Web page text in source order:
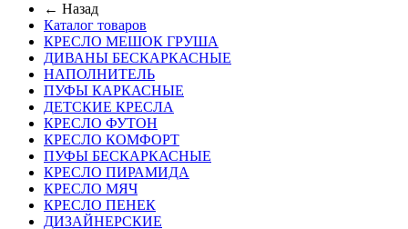
← Назад
Каталог товаров
КРЕСЛО МЕШОК ГРУША
ДИВАНЫ БЕСКАРКАСНЫЕ
НАПОЛНИТЕЛЬ
ПУФЫ КАРКАСНЫЕ
ДЕТСКИЕ КРЕСЛА
КРЕСЛО ФУТОН
КРЕСЛО КОМФОРТ
ПУФЫ БЕСКАРКАСНЫЕ
КРЕСЛО ПИРАМИДА
КРЕСЛО МЯЧ
КРЕСЛО ПЕНЕК
ДИЗАЙНЕРСКИЕ